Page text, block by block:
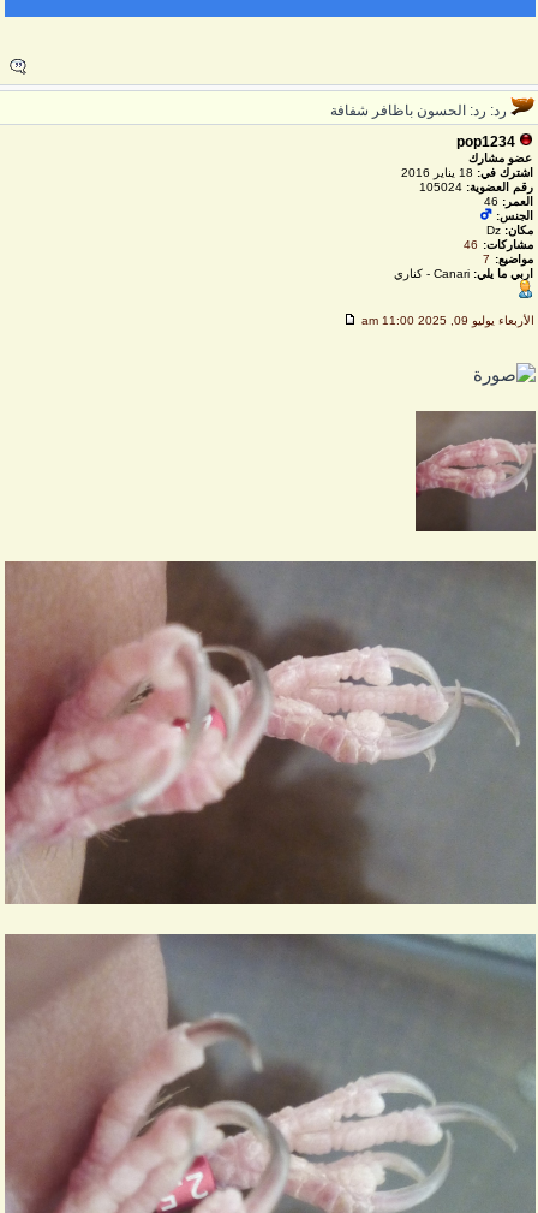
رد: رد: الحسون باظافر شفافة
pop1234
عضو مشارك
اشترك في:18 يناير 2016
رقم العضوية:105024
العمر: 46
الجنس:
مكان:Dz
مشاركات:
46
مواضيع:
7
اربي ما يلي:Canari - كناري
الأربعاء يوليو 09, 2025 11:00 am